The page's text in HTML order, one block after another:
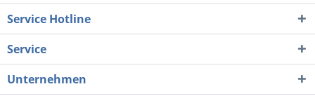
Service Hotline
Service
Unternehmen